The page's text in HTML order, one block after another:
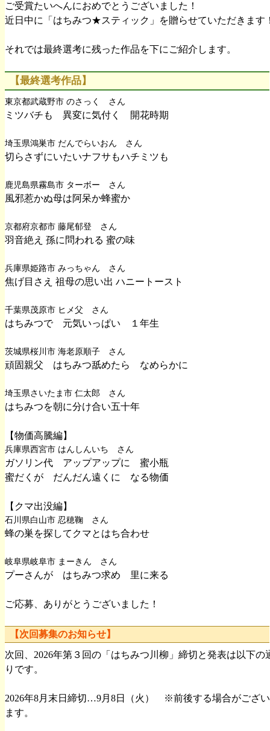
ご受賞たいへんにおめでとうございました！
近日中に「はちみつ★スティック」を贈らせていただきます
それでは最終選考に残った作品を下にご紹介します。
【最終選考作品】
東京都武蔵野市 のさっく さん
ミツバチも 異変に気付く 開花時期
埼玉県鴻巣市 だんでらいおん さん
切らさずにいたいナフサもハチミツも
鹿児島県霧島市 ターボー さん
風邪惹かぬ母は阿呆か蜂蜜か
京都府京都市 藤尾郁登 さん
羽音絶え 孫に問われる 蜜の味
兵庫県姫路市 みっちゃん さん
焦げ目さえ 祖母の思い出 ハニートースト
千葉県茂原市 ヒメ父 さん
はちみつで 元気いっぱい １年生
茨城県桜川市 海老原順子 さん
頑固親父 はちみつ舐めたら なめらかに
埼玉県さいたま市 仁太郎 さん
はちみつを朝に分け合い五十年
【物価高騰編】
兵庫県西宮市 はんしんいち さん
ガソリン代 アップアップに 蜜小瓶
蜜だくが だんだん遠くに なる物価
【クマ出没編】
石川県白山市 忍穂鞠 さん
蜂の巣を探してクマとはち合わせ
岐阜県岐阜市 まーきん さん
プーさんが はちみつ求め 里に来る
ご応募、ありがとうございました！
【次回募集のお知らせ】
次回、2026年第３回の「はちみつ川柳」締切と発表は以下の
りです。
2026年8月末日締切…9月8日（火） ※前後する場合がござい
ます。